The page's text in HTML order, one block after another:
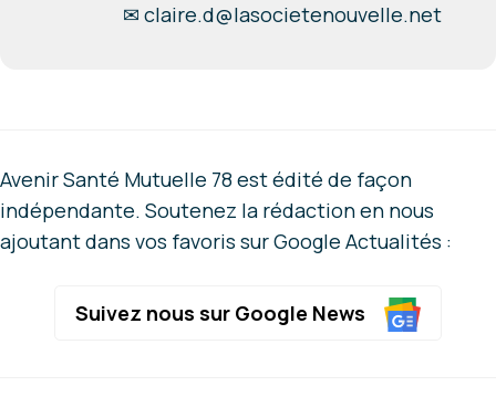
✉ claire.d@lasocietenouvelle.net
Avenir Santé Mutuelle 78 est édité de façon
indépendante. Soutenez la rédaction en nous
ajoutant dans vos favoris sur Google Actualités :
Suivez nous sur Google News